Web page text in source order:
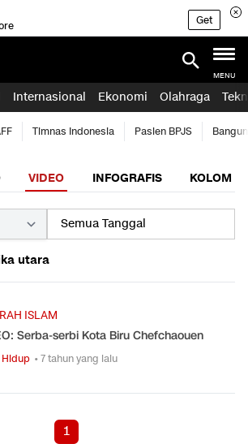
Get
MENU
Internasional Ekonomi Olahraga
Timnas Indonesia Pasien BPJS
VIDEO INFOGRAFIS KOLOM
utara
ISLAM
Serba-serbi Kota Biru Chefchaouen
Hidup • 7 tahun yang lalu
1